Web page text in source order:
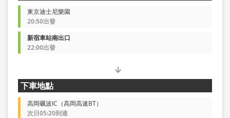
東京迪士尼樂園
20:50出發
新宿車站南出口
22:00出發
下車地點
高岡礪波IC（高岡高速BT）
次日05:20到達